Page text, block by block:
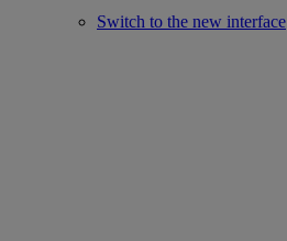
Switch to the new interface